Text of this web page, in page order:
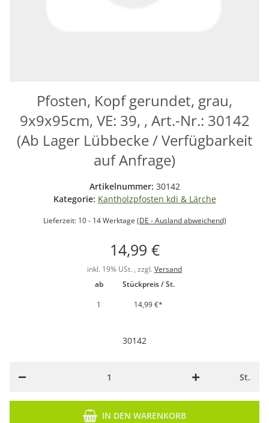
Pfosten, Kopf gerundet, grau,
9x9x95cm, VE: 39, , Art.-Nr.: 30142
(Ab Lager Lübbecke / Verfügbarkeit
auf Anfrage)
Artikelnummer: 30142
Kategorie: Kantholzpfosten kdi & Lärche
Lieferzeit: 10 - 14 Werktage (DE - Ausland abweichend)
14,99 €
inkl. 19% USt. , zzgl. Versand
ab
Stückpreis / St.
1
14,99 €*
30142
St.
IN DEN WARENKORB